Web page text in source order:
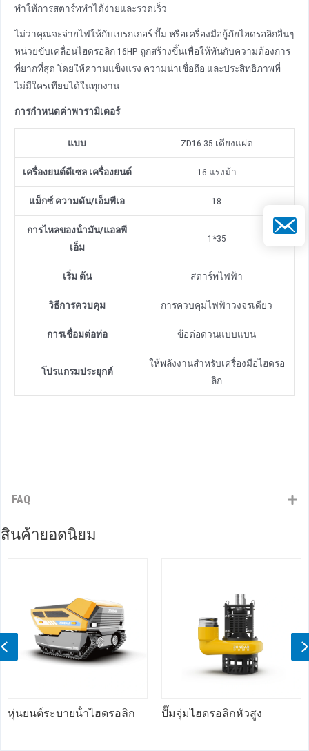
ทําให้การสตาร์ททําได้ง่ายและรวดเร็ว
ไม่ว่าคุณจะจ่ายไฟให้กับเบรกเกอร์ ปั๊ม หรือเครื่องมือกู้ภัยไฮดรอลิกอื่นๆ
หน่วยขับเคลื่อนไฮดรอลิก 16HP ถูกสร้างขึ้นเพื่อให้ทันกับความต้องการ
ที่ยากที่สุด โดยให้ความแข็งแรง ความน่าเชื่อถือ และประสิทธิภาพที่
ไม่มีใครเทียบได้ในทุกงาน
การกําหนดค่าพารามิเตอร์
แบบ ZD16-35 เตียงแฝด
เครื่องยนต์ดีเซล เครื่องยนต์ 16 แรงม้า
แม็กซ์ ความดัน/เอ็มพีเอ 18
การไหลของน้ํามัน/แอลพี
เอ็ม
1*35
เริ่ม ต้น สตาร์ทไฟฟ้า
วิธีการควบคุม การควบคุมไฟฟ้าวงจรเดียว
การเชื่อมต่อท่อ ข้อต่อด่วนแบบแบน
โปรแกรมประยุกต์
ให้พลังงานสําหรับเครื่องมือไฮดรอ
ลิก
FAQ
สินค้ายอดนิยม
ไฮดรอลิก ปั๊มจุ่มไฮดรอลิกหัวสูง
ปั๊มถนนลาดยาง
Previous
อีเมล